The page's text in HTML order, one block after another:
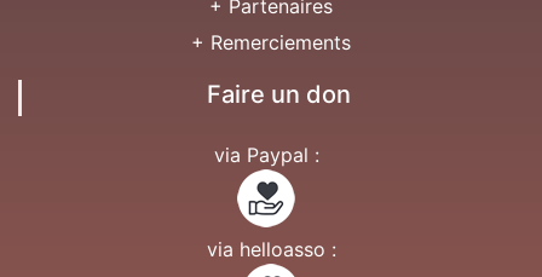
+ Partenaires
+ Remerciements
Faire un don
via Paypal :
via helloasso :